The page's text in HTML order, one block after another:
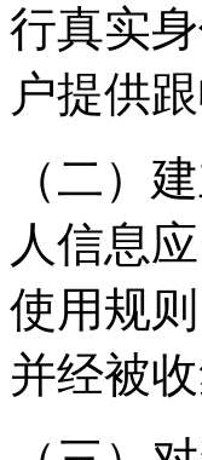
行真实
户提供
（二）
人信息
使用规
并经被收